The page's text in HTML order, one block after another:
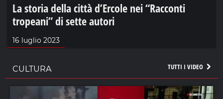
La storia della città d’Ercole nei “Racconti
tropeani” di sette autori
16 luglio 2023
TUTTI I VIDEO
CULTURA